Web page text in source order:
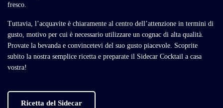
fresco.
Tuttavia, l’acquavite è chiaramente al centro dell’attenzione in termini di
gusto, motivo per cui è necessario utilizzare un cognac di alta qualità.
Provate la bevanda e convincetevi del suo gusto piacevole. Scoprite
subito la nostra semplice ricetta e preparate il Sidecar Cocktail a casa
vostra!
Ricetta del Sidecar